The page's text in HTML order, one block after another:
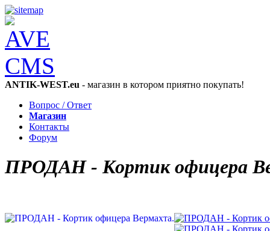
ANTIK-WEST.eu - магазин в котором приятно покупать!
Вопрос / Ответ
Магазин
Контакты
Форум
ПРОДАН - Кортик офицера